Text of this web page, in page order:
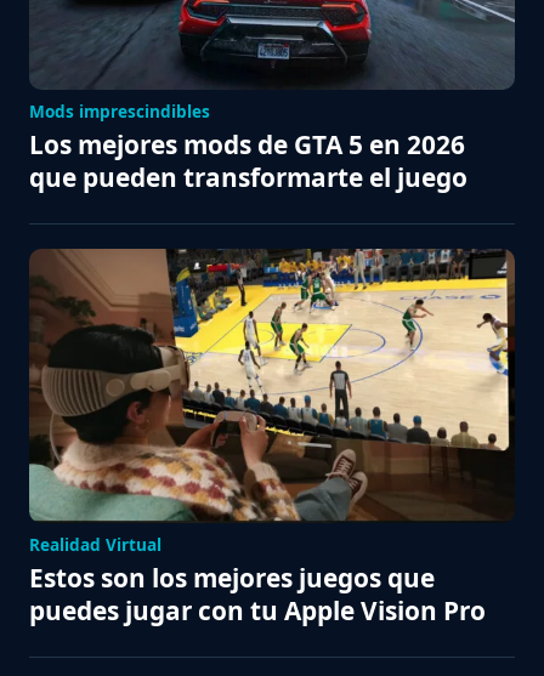
Mods imprescindibles
Los mejores mods de GTA 5 en 2026
que pueden transformarte el juego
Realidad Virtual
Estos son los mejores juegos que
puedes jugar con tu Apple Vision Pro